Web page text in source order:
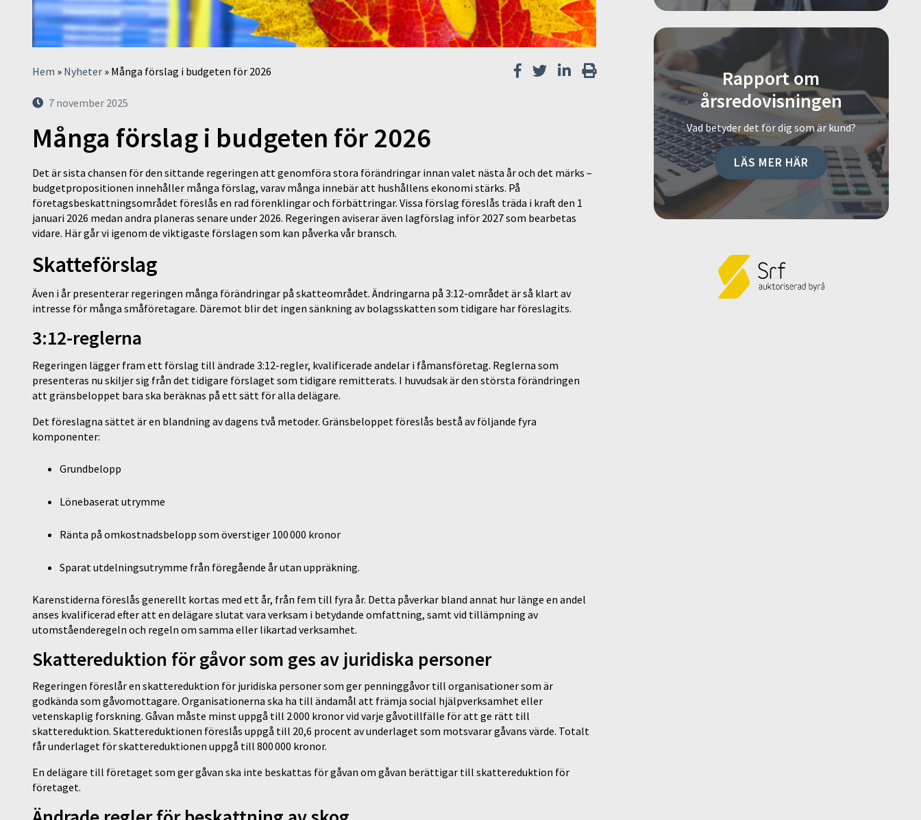
Hem » Nyheter » Många förslag i budgeten för 2026
7 november 2025
Många förslag i budgeten för 2026
Det är sista chansen för den sittande regeringen att genomföra stora förändringar innan valet nästa år och det märks –
budgetpropositionen innehåller många förslag, varav många innebär att hushållens ekonomi stärks. På
företagsbeskattningsområdet föreslås en rad förenklingar och förbättringar. Vissa förslag föreslås träda i kraft den 1
januari 2026 medan andra planeras senare under 2026. Regeringen aviserar även lagförslag inför 2027 som bearbetas
vidare. Här går vi igenom de viktigaste förslagen som kan påverka vår bransch.
Skatteförslag
Även i år presenterar regeringen många förändringar på skatteområdet. Ändringarna på 3:12-området är så klart av
intresse för många småföretagare. Däremot blir det ingen sänkning av bolagsskatten som tidigare har föreslagits.
3:12-reglerna
Regeringen lägger fram ett förslag till ändrade 3:12-regler, kvalificerade andelar i fåmansföretag. Reglerna som
presenteras nu skiljer sig från det tidigare förslaget som tidigare remitterats. I huvudsak är den största förändringen
att gränsbeloppet bara ska beräknas på ett sätt för alla delägare.
Det föreslagna sättet är en blandning av dagens två metoder. Gränsbeloppet föreslås bestå av följande fyra
komponenter:
Grundbelopp
Lönebaserat utrymme
Ränta på omkostnadsbelopp som överstiger 100 000 kronor
Sparat utdelningsutrymme från föregående år utan uppräkning.
Karenstiderna föreslås generellt kortas med ett år, från fem till fyra år. Detta påverkar bland annat hur länge en andel
anses kvalificerad efter att en delägare slutat vara verksam i betydande omfattning, samt vid tillämpning av
utomståenderegeln och regeln om samma eller likartad verksamhet.
Skattereduktion för gåvor som ges av juridiska personer
Regeringen föreslår en skattereduktion för juridiska personer som ger penninggåvor till organisationer som är
godkända som gåvomottagare. Organisationerna ska ha till ändamål att främja social hjälpverksamhet eller
vetenskaplig forskning. Gåvan måste minst uppgå till 2 000 kronor vid varje gåvotillfälle för att ge rätt till
skattereduktion. Skattereduktionen föreslås uppgå till 20,6 procent av underlaget som motsvarar gåvans värde. Totalt
får underlaget för skattereduktionen uppgå till 800 000 kronor.
En delägare till företaget som ger gåvan ska inte beskattas för gåvan om gåvan berättigar till skattereduktion för
företaget.
Rapport om
årsredovisningen
Vad betyder det för dig som är kund?
LÄS MER HÄR